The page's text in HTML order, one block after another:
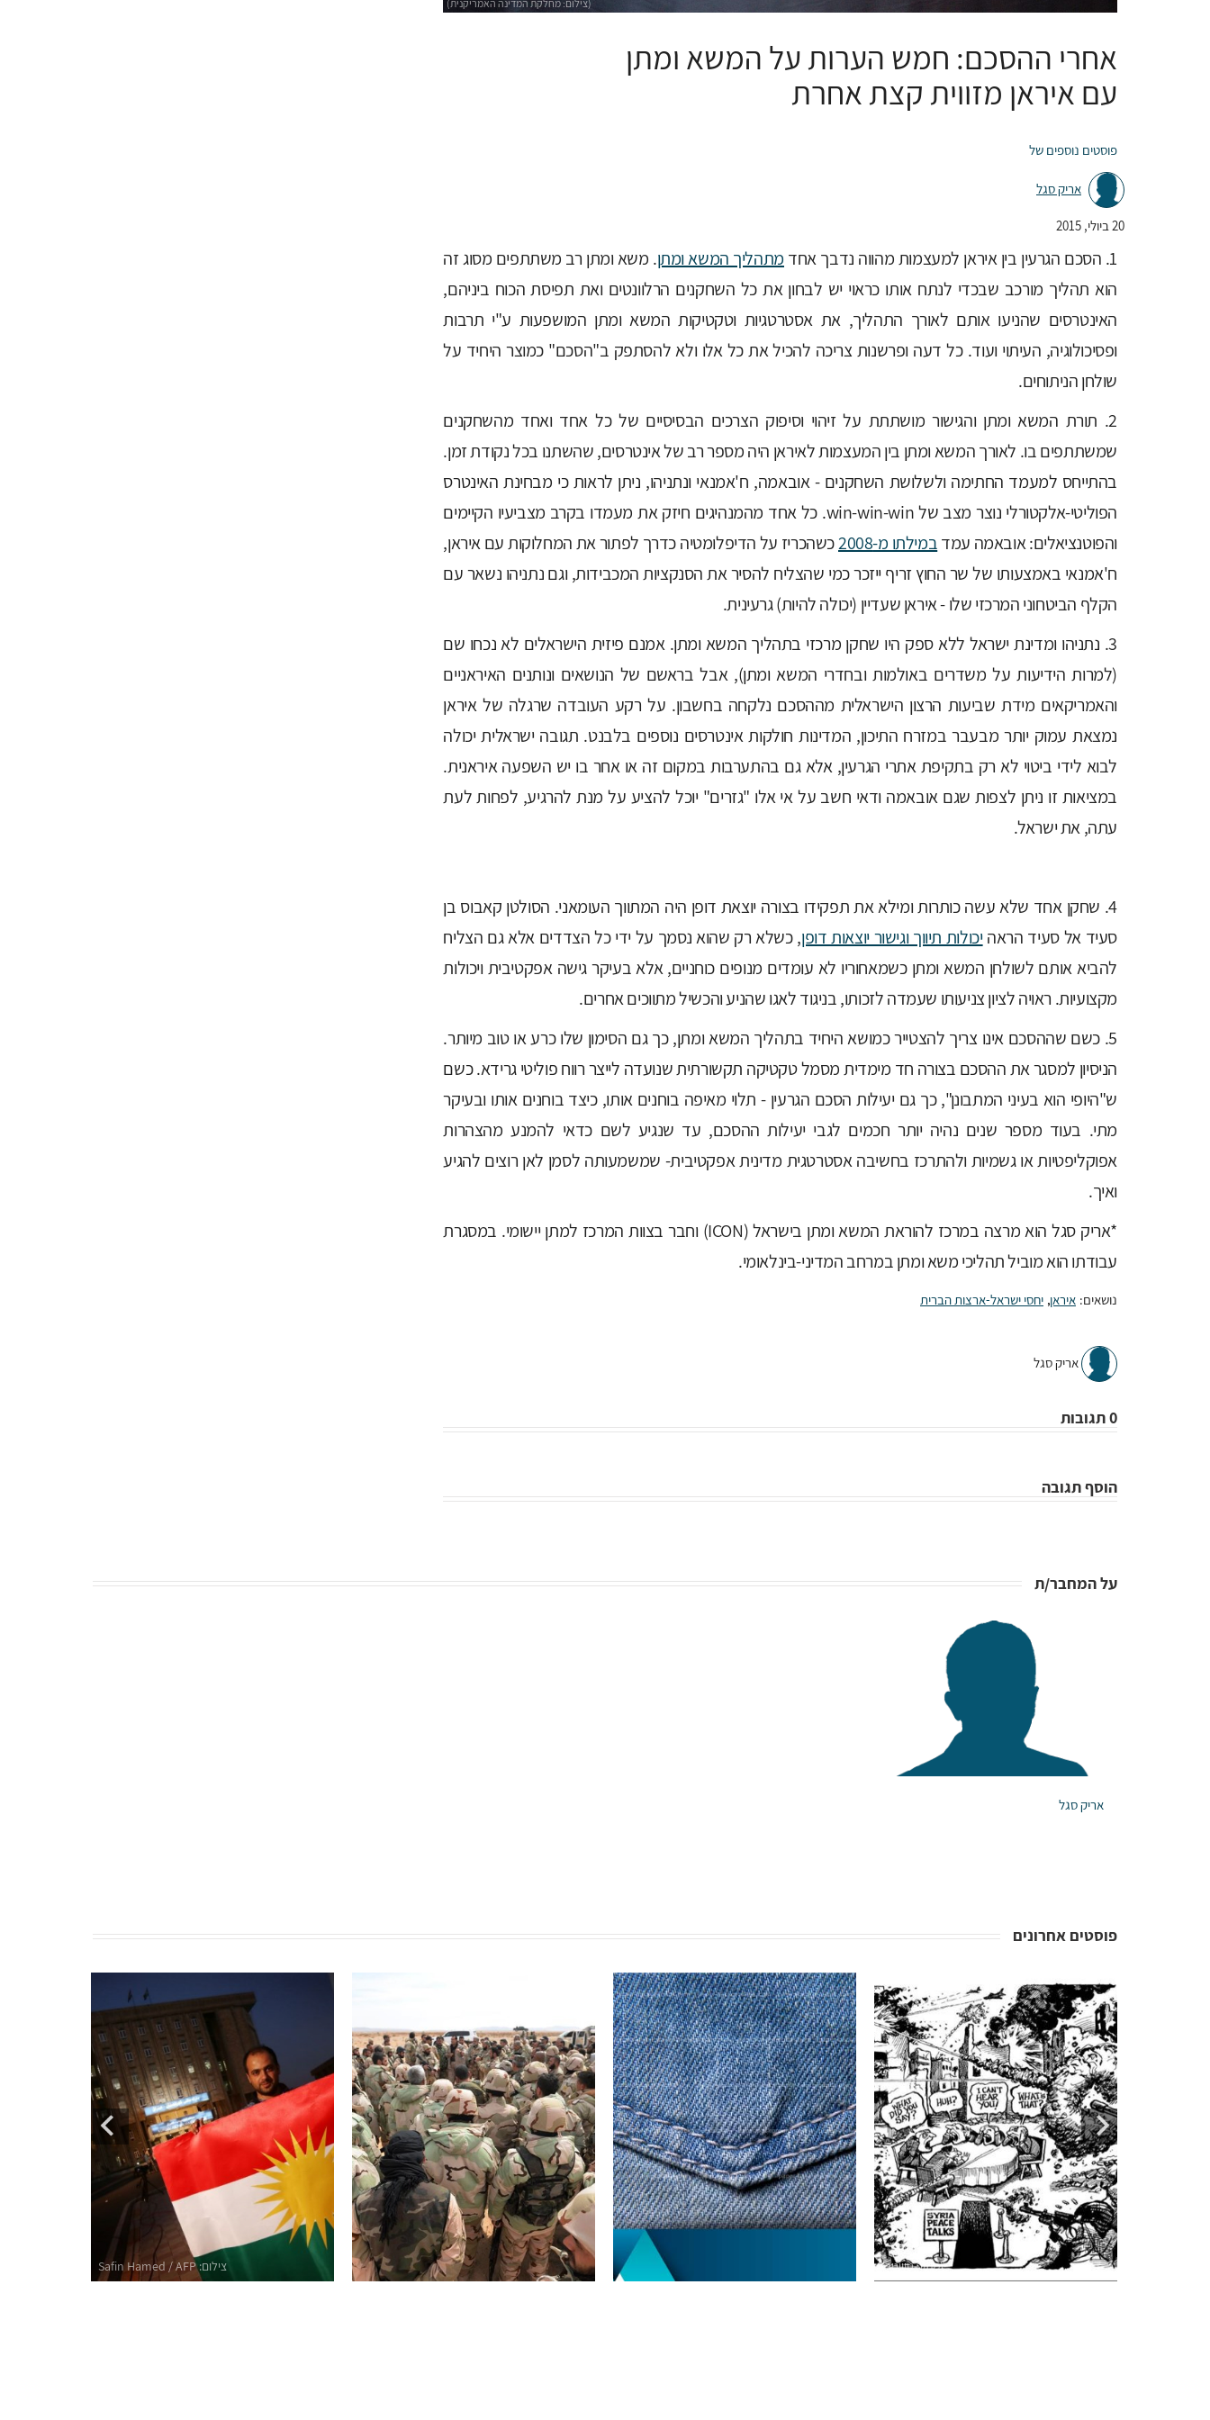
אחרי ההסכם: חמש הערות על המשא ומתן
עם איראן מזווית קצת אחרת
פוסטים נוספים של
אריק סגל
20 ביולי, 2015
1. הסכם הגרעין בין איראן למעצמות מהווה נדבך אחד מתהליך המשא ומתן. משא ומתן רב משתתפים מסוג זה
הוא תהליך מורכב שבכדי לנתח אותו כראוי יש לבחון את כל השחקנים הרלוונטים ואת תפיסת הכוח ביניהם,
האינטרסים שהניעו אותם לאורך התהליך, את אסטרטגיות וטקטיקות המשא ומתן המושפעות ע"י תרבות
ופסיכולוגיה, העיתוי ועוד. כל דעה ופרשנות צריכה להכיל את כל אלו ולא להסתפק ב"הסכם" כמוצר היחיד על
שולחן הניתוחים.
2. תורת המשא ומתן והגישור מושתתת על זיהוי וסיפוק הצרכים הבסיסיים של כל אחד ואחד מהשחקנים
שמשתתפים בו. לאורך המשא ומתן בין המעצמות לאיראן היה מספר רב של אינטרסים, שהשתנו בכל נקודת זמן.
בהתייחס למעמד החתימה ולשלושת השחקנים - אובאמה, ח'אמנאי ונתניהו, ניתן לראות כי מבחינת האינטרס
הפוליטי-אלקטורלי נוצר מצב של win-win-win. כל אחד מהמנהיגים חיזק את מעמדו בקרב מצביעיו הקיימים
והפוטנציאלים: אובאמה עמדבמילתו מ-2008
כשהכריז על הדיפלומטיה כדרך לפתור את המחלוקות עם איראן,
ח'אמנאי באמצעותו של שר החוץ זריף ייזכר כמי שהצליח להסיר את הסנקציות המכבידות, וגם נתניהו נשאר עם
הקלף הביטחוני המרכזי שלו - איראן שעדיין (יכולה להיות) גרעינית.
3. נתניהו ומדינת ישראל ללא ספק היו שחקן מרכזי בתהליך המשא ומתן. אמנם פיזית הישראלים לא נכחו שם
(למרות הידיעות על משדרים באולמות ובחדרי המשא ומתן), אבל בראשם של הנושאים ונותנים האיראניים
והאמריקאים מידת שביעות הרצון הישראלית מההסכם נלקחה בחשבון. על רקע העובדה שרגלה של איראן
נמצאת עמוק יותר מבעבר במזרח התיכון, המדינות חולקות אינטרסים נוספים בלבנט. תגובה ישראלית יכולה
לבוא לידי ביטוי לא רק בתקיפת אתרי הגרעין, אלא גם בהתערבות במקום זה או אחר בו יש השפעה איראנית.
במציאות זו ניתן לצפות שגם אובאמה ודאי חשב על אי אלו "גזרים" יוכל להציע על מנת להרגיע, לפחות לעת
עתה, את ישראל.
4. שחקן אחד שלא עשה כותרות ומילא את תפקידו בצורה יוצאת דופן היה המתווך העומאני. הסולטן קאבוס בן
סעיד אל סעיד הראהיכולות תיווך וגישור יוצאות דופן, כשלא רק שהוא נסמך על ידי כל הצדדים אלא גם הצליח
להביא אותם לשולחן המשא ומתן כשמאחוריו לא עומדים מנופים כוחניים, אלא בעיקר גישה אפקטיבית ויכולות
מקצועיות. ראויה לציון צניעותו שעמדה לזכותו, בניגוד לאגו שהניע והכשיל מתווכים אחרים.
5. כשם שההסכם אינו צריך להצטייר כמושא היחיד בתהליך המשא ומתן, כך גם הסימון שלו כרע או טוב מיותר.
הניסיון למסגר את ההסכם בצורה חד מימדית מסמל טקטיקה תקשורתית שנועדה לייצר רווח פוליטי גרידא. כשם
ש"היופי הוא בעיני המתבונן", כך גם יעילות הסכם הגרעין - תלוי מאיפה בוחנים אותו, כיצד בוחנים אותו ובעיקר
מתי. בעוד מספר שנים נהיה יותר חכמים לגבי יעילות ההסכם, עד שנגיע לשם כדאי להמנע מהצהרות
אפוקליפטיות או גשמיות ולהתרכז בחשיבה אסטרטגית מדינית אפקטיבית- שמשמעותה לסמן לאן רוצים להגיע
ואיך.
*אריק סגל הוא מרצה במרכז להוראת המשא ומתן בישראל (ICON) וחבר בצוות המרכז למתן יישומי. במסגרת
עבודתו הוא מוביל תהליכי משא ומתן במרחב המדיני-בינלאומי.
נושאים: איראן, יחסי ישראל-ארצות הברית
אריק סגל
0 תגובות
הוסף תגובה
על המחבר/ת
אריק סגל
פוסטים אחרונים
איראן
איראן
איראן
איראן